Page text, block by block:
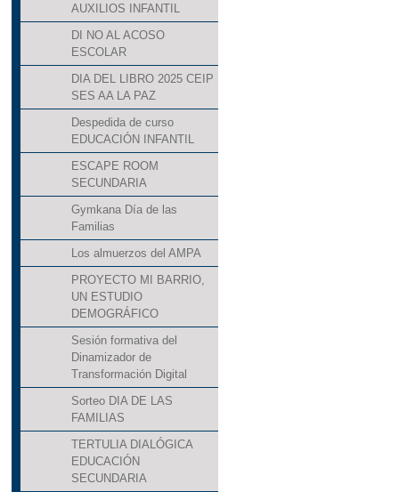
AUXILIOS INFANTIL
DI NO AL ACOSO
ESCOLAR
DIA DEL LIBRO 2025 CEIP
SES AA LA PAZ
Despedida de curso
EDUCACIÓN INFANTIL
ESCAPE ROOM
SECUNDARIA
Gymkana Día de las
Familias
Los almuerzos del AMPA
PROYECTO MI BARRIO,
UN ESTUDIO
DEMOGRÁFICO
Sesión formativa del
Dinamizador de
Transformación Digital
Sorteo DIA DE LAS
FAMILIAS
TERTULIA DIALÓGICA
EDUCACIÓN
SECUNDARIA